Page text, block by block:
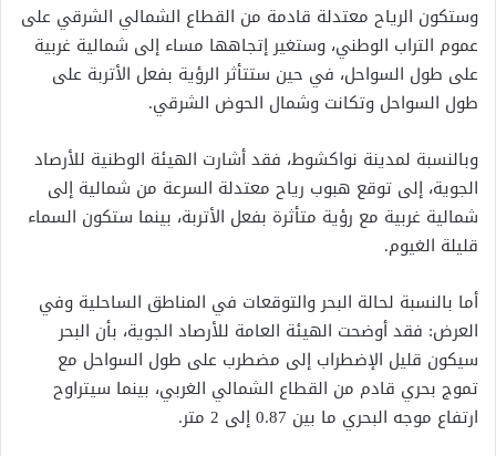
وستكون الرياح معتدلة قادمة من القطاع الشمالي الشرقي على
عموم التراب الوطني، وستغير إتجاهها مساء إلى شمالية غربية
على طول السواحل، في حين ستتأثر الرؤية بفعل الأتربة على
طول السواحل وتكانت وشمال الحوض الشرقي.
وبالنسبة لمدينة نواكشوط، فقد أشارت الهيئة الوطنية للأرصاد
الجوية، إلى توقع هبوب رياح معتدلة السرعة من شمالية إلى
شمالية غربية مع رؤية متأثرة بفعل الأتربة، بينما ستكون السماء
قليلة الغيوم.
أما بالنسبة لحالة البحر والتوقعات في المناطق الساحلية وفي
العرض: فقد أوضحت الهيئة العامة للأرصاد الجوية، بأن البحر
سيكون قليل الإضطراب إلى مضطرب على طول السواحل مع
تموج بحري قادم من القطاع الشمالي الغربي، بينما سيتراوح
ارتفاع موجه البحري ما بين 0.87 إلى 2 متر.